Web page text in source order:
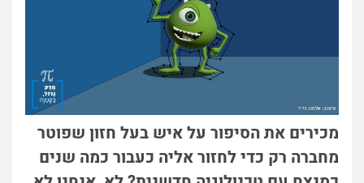
מכירים את הסיפור על איש בעל חזון שפוטר
מחברה רק כדי לחזור אליה כעבור כמה שנים